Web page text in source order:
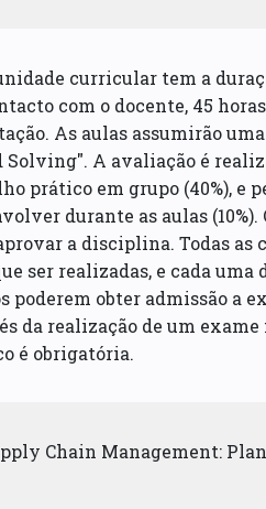
curricular tem a
com o docente, 45
As aulas assumirão
Solving". A avaliação é
prático em grupo (40%),
durante as aulas
a disciplina. Todas
ser realizadas, e cada
poderem obter admissão a
da realização de um
é obrigatória.
Chain Management: